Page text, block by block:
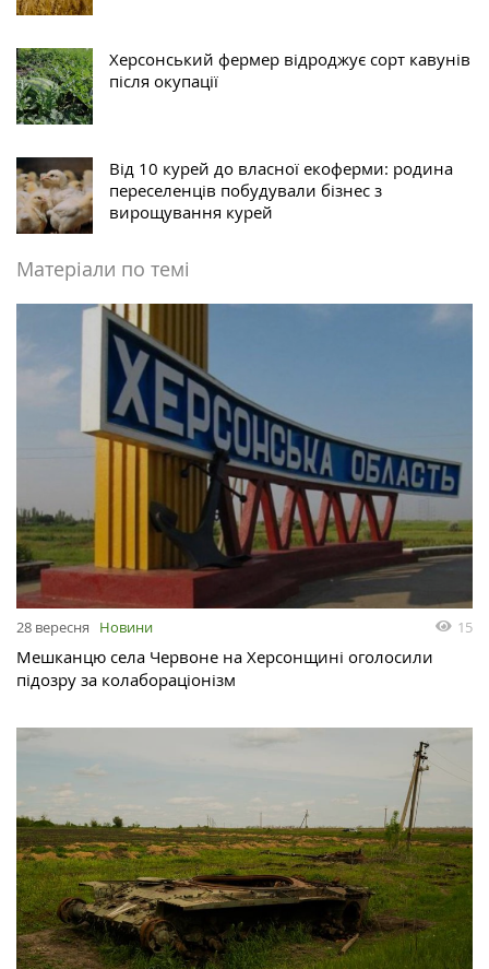
Херсонський фермер відроджує сорт кавунів
після окупації
Від 10 курей до власної екоферми: родина
переселенців побудували бізнес з
вирощування курей
Матеріали по темі
28 вересня Новини 15
Мешканцю села Червоне на Херсонщині оголосили
підозру за колабораціонізм